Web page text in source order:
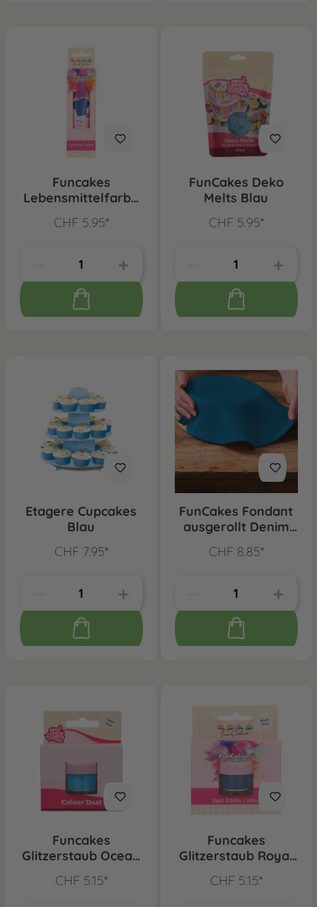
Funcakes
Lebensmittelfarbe
CHF 5.95*
FunCakes Deko
Melts Blau
CHF 5.95*
Etagere Cupcakes
Blau
CHF 7.95*
FunCakes Fondant
ausgerollt Denim
CHF 8.85*
Funcakes
Glitzerstaub Ocean
CHF 5.15*
Funcakes
Glitzerstaub Royal
CHF 5.15*